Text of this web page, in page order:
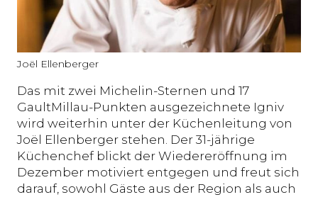
Joël Ellenberger
Das mit zwei Michelin-Sternen und 17
GaultMillau-Punkten ausgezeichnete Igniv
wird weiterhin unter der Küchenleitung von
Joël Ellenberger stehen. Der 31-jährige
Küchenchef blickt der Wiedereröffnung im
Dezember motiviert entgegen und freut sich
darauf, sowohl Gäste aus der Region als auch